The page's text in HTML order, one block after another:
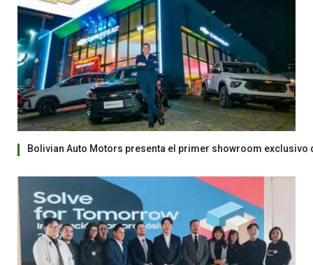
Bolivian Auto Motors presenta el primer showroom